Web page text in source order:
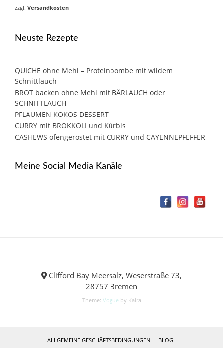
zzgl. Versandkosten
Neuste Rezepte
QUICHE ohne Mehl – Proteinbombe mit wildem
Schnittlauch
BROT backen ohne Mehl mit BÄRLAUCH oder
SCHNITTLAUCH
PFLAUMEN KOKOS DESSERT
CURRY mit BROKKOLI und Kürbis
CASHEWS ofengeröstet mit CURRY und CAYENNEPFEFFER
Meine Social Media Kanäle
Clifford Bay Meersalz, Weserstraße 73,
28757 Bremen
Theme: Vogue by Kaira
ALLGEMEINE GESCHÄFTSBEDINGUNGEN BLOG